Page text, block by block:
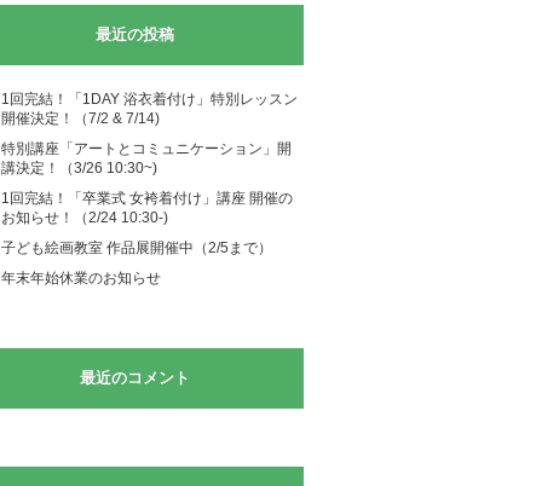
最近の投稿
1回完結！「1DAY 浴衣着付け」特別レッスン
開催決定！（7/2 & 7/14)
特別講座「アートとコミュニケーション」開
講決定！（3/26 10:30~)
1回完結！「卒業式 女袴着付け」講座 開催の
お知らせ！（2/24 10:30-)
子ども絵画教室 作品展開催中（2/5まで）
年末年始休業のお知らせ
最近のコメント